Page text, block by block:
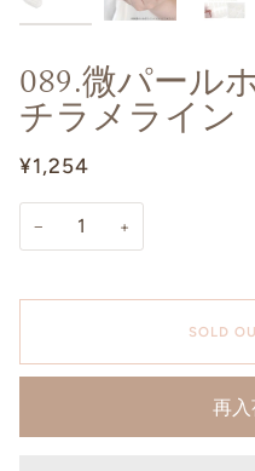
089.微パール
チラメライン
¥1,254
− +
SOLD
再